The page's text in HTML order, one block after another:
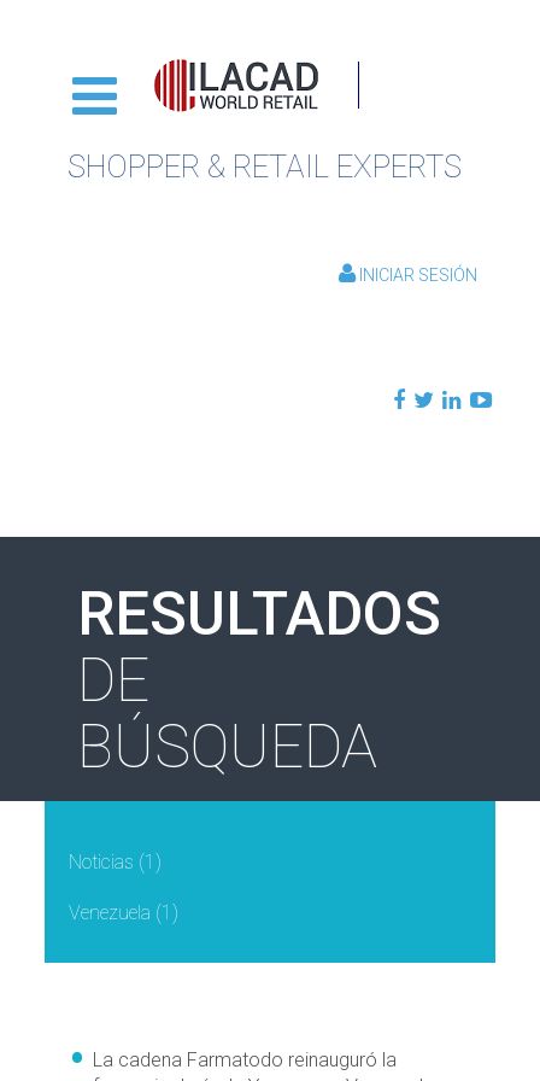
SHOPPER & RETAIL EXPERTS
INICIAR SESIÓN
RESULTADOS
DE
BÚSQUEDA
Noticias (1)
Venezuela (1)
La cadena Farmatodo reinauguró la